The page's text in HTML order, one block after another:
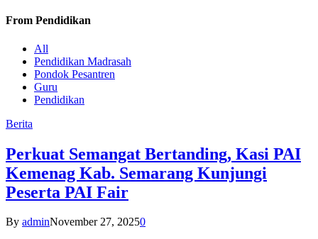
From Pendidikan
All
Pendidikan Madrasah
Pondok Pesantren
Guru
Pendidikan
Berita
Perkuat Semangat Bertanding, Kasi PAI
Kemenag Kab. Semarang Kunjungi
Peserta PAI Fair
By adminNovember 27, 20250